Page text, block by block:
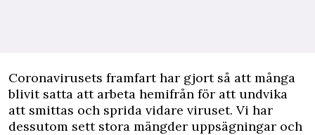
Coronavirusets framfart har gjort så att många
blivit satta att arbeta hemifrån för att undvika
att smittas och sprida vidare viruset. Vi har
dessutom sett stora mängder uppsägningar och